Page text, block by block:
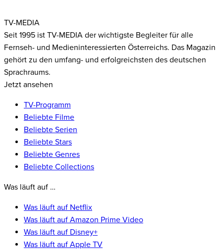
TV-MEDIA
Seit 1995 ist TV-MEDIA der wichtigste Begleiter für alle
Fernseh- und Medieninteressierten Österreichs. Das Magazin
gehört zu den umfang- und erfolgreichsten des deutschen
Sprachraums.
Jetzt ansehen
TV-Programm
Beliebte Filme
Beliebte Serien
Beliebte Stars
Beliebte Genres
Beliebte Collections
Was läuft auf …
Was läuft auf Netflix
Was läuft auf Amazon Prime Video
Was läuft auf Disney+
Was läuft auf Apple TV